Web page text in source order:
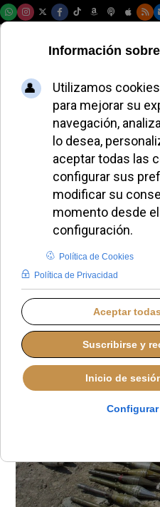
El
Gabriele
critica el
militar
la ONU
SÁBADO, 25 OCTUBRE 2025 07:50